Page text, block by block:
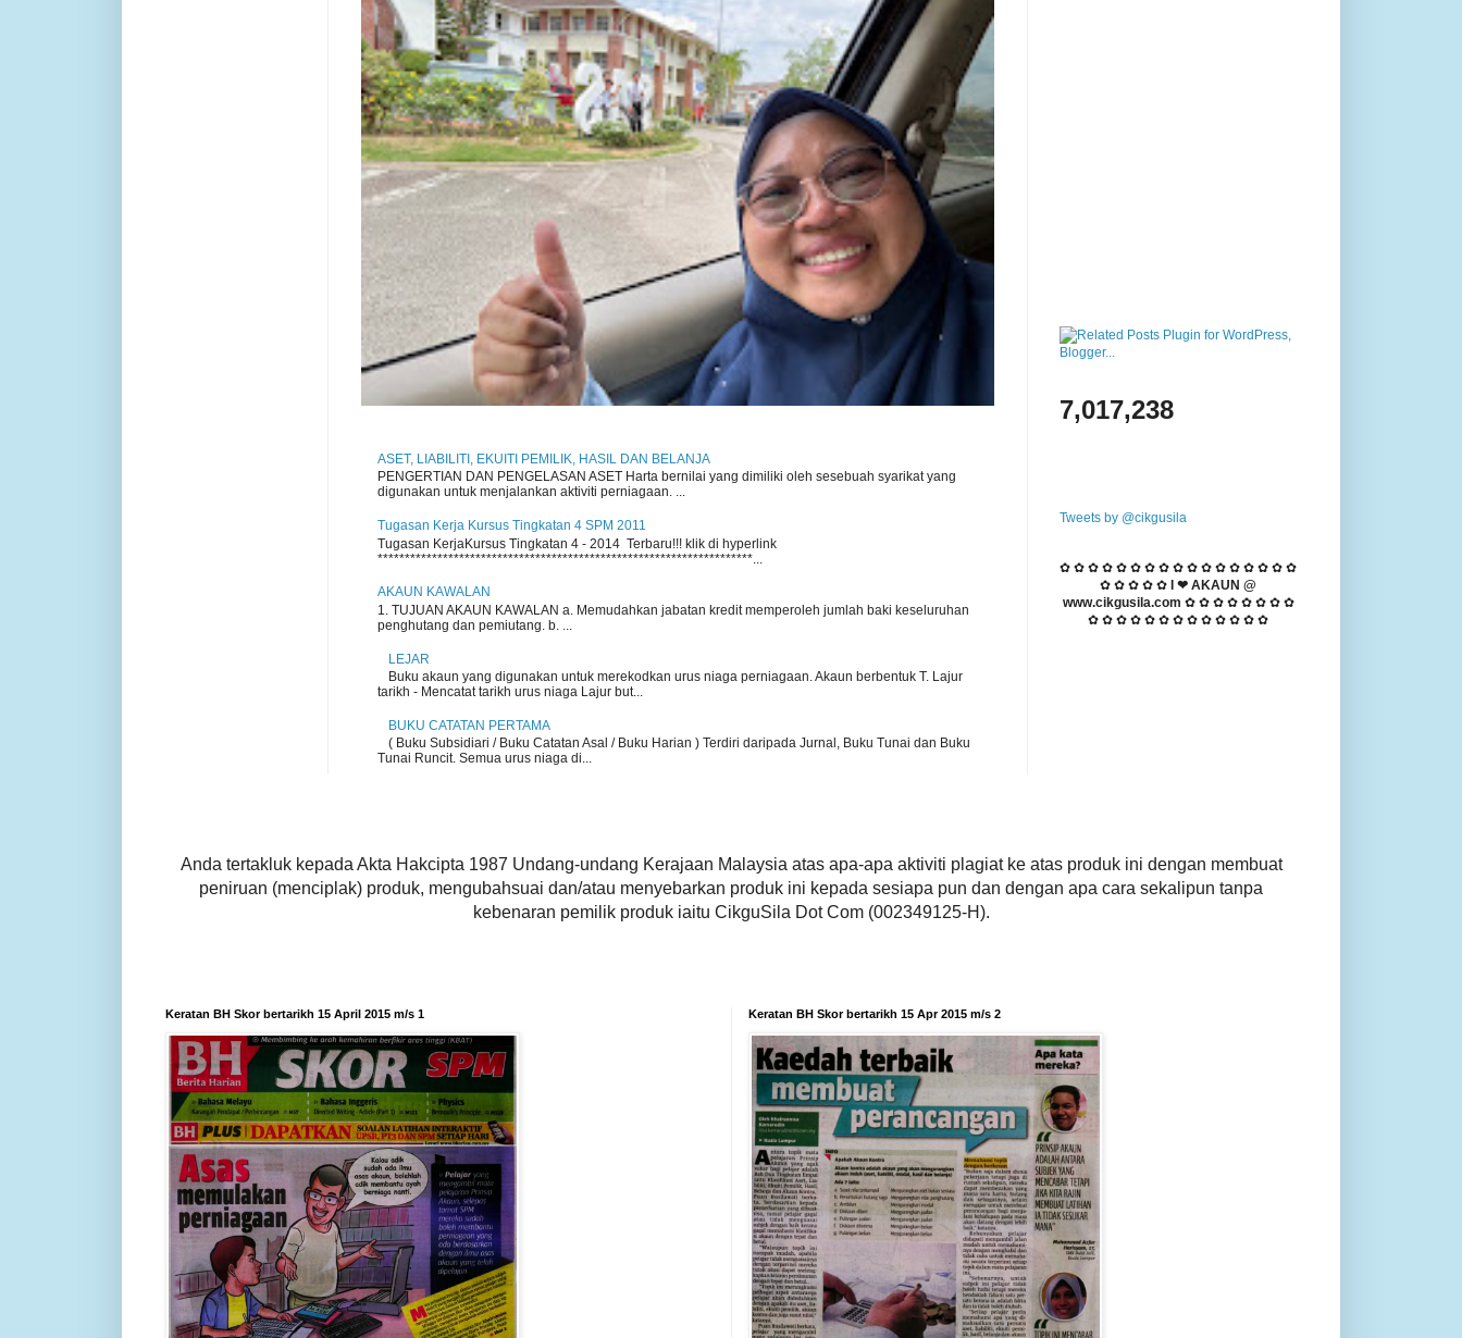
ASET, LIABILITI, EKUITI PEMILIK, HASIL DAN BELANJA
PENGERTIAN DAN PENGELASAN ASET Harta bernilai yang dimiliki oleh sesebuah syarikat yang
digunakan untuk menjalankan aktiviti perniagaan. ...
Tugasan Kerja Kursus Tingkatan 4 SPM 2011
Tugasan KerjaKursus Tingkatan 4 - 2014 Terbaru!!! klik di hyperlink
*********************************************************************...
AKAUN KAWALAN
1. TUJUAN AKAUN KAWALAN a. Memudahkan jabatan kredit memperoleh jumlah baki keseluruhan
penghutang dan pemiutang. b. ...
LEJAR
Buku akaun yang digunakan untuk merekodkan urus niaga perniagaan. Akaun berbentuk T. Lajur
tarikh - Mencatat tarikh urus niaga Lajur but...
BUKU CATATAN PERTAMA
( Buku Subsidiari / Buku Catatan Asal / Buku Harian ) Terdiri daripada Jurnal, Buku Tunai dan Buku
Tunai Runcit. Semua urus niaga di...
7,017,238
Tweets by @cikgusila
✿ ✿ ✿ ✿ ✿ ✿ ✿ ✿ ✿ ✿ ✿ ✿ ✿ ✿ ✿ ✿ ✿
✿ ✿ ✿ ✿ ✿
I ❤ AKAUN @
www.cikgusila.com ✿ ✿ ✿ ✿ ✿ ✿ ✿ ✿
✿ ✿ ✿ ✿ ✿ ✿ ✿ ✿ ✿ ✿ ✿ ✿ ✿
Anda tertakluk kepada Akta Hakcipta 1987 Undang-undang Kerajaan Malaysia atas apa-apa aktiviti plagiat ke atas produk ini dengan membuat
peniruan (menciplak) produk, mengubahsuai dan/atau menyebarkan produk ini kepada sesiapa pun dan dengan apa cara sekalipun tanpa
kebenaran pemilik produk iaitu CikguSila Dot Com (002349125-H).
Keratan BH Skor bertarikh 15 April 2015 m/s 1 Keratan BH Skor bertarikh 15 Apr 2015 m/s 2